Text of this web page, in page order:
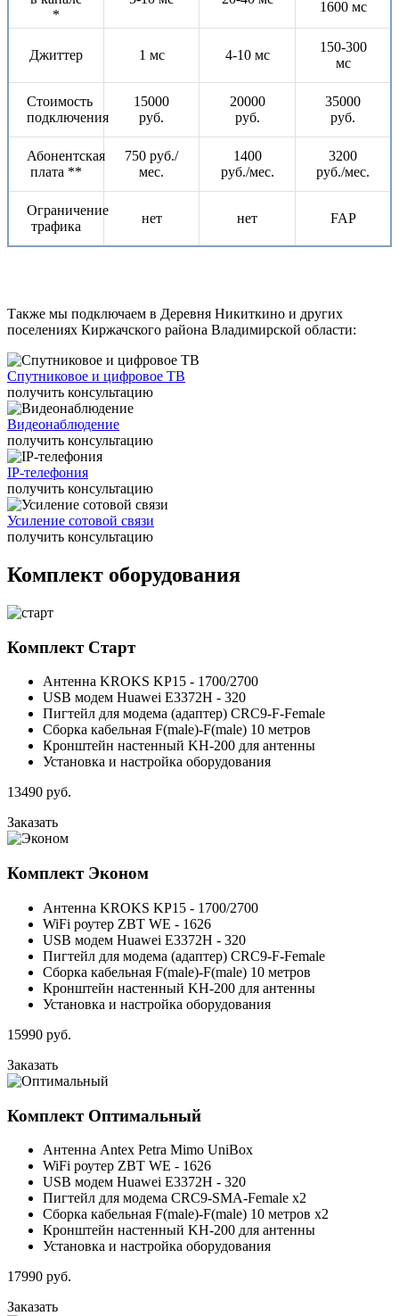
*
1600 мс
Джиттер 1 мс 4-10 мс
150-300
мс
Стоимость
подключения
15000
руб.
20000
руб.
35000
руб.
Абонентская
плата **
750 руб./
мес.
1400
руб./мес.
3200
руб./мес.
Ограничение
трафика
нет нет FAP
Также мы подключаем в Деревня Никиткино и других
поселениях Киржачского района Владимирской области:
Спутниковое и цифровое ТВ
получить консультацию
Видеонаблюдение
получить консультацию
IP-телефония
получить консультацию
Усиление сотовой связи
получить консультацию
Комплект оборудования
Комплект Старт
Антенна KROKS KP15 - 1700/2700
USB модем Huawei E3372H - 320
Пигтейл для модема (адаптер) CRC9-F-Female
Сборка кабельная F(male)-F(male) 10 метров
Кронштейн настенный KH-200 для антенны
Установка и настройка оборудования
13490 руб.
Заказать
Комплект Эконом
Антенна KROKS KP15 - 1700/2700
WiFi роутер ZBT WE - 1626
USB модем Huawei E3372H - 320
Пигтейл для модема (адаптер) CRC9-F-Female
Сборка кабельная F(male)-F(male) 10 метров
Кронштейн настенный KH-200 для антенны
Установка и настройка оборудования
15990 руб.
Заказать
Комплект Оптимальный
Антенна Antex Petra Mimo UniBox
WiFi роутер ZBT WE - 1626
USB модем Huawei E3372H - 320
Пигтейл для модема CRC9-SMA-Female x2
Сборка кабельная F(male)-F(male) 10 метров x2
Кронштейн настенный KH-200 для антенны
Установка и настройка оборудования
17990 руб.
Заказать